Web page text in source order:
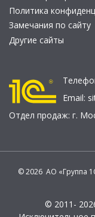
Политика
Замечания по сайту
Другие сайты
Email:
Отдел продаж: г.
© 2026 АО «Группа
© 2011-